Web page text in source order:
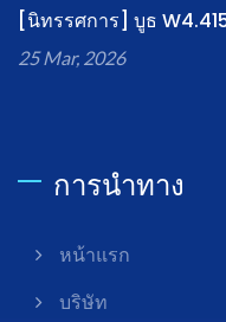
[นิทรรศการ] บูธ
25 Mar, 2026
การนำทาง
หน้าแรก
บริษัท